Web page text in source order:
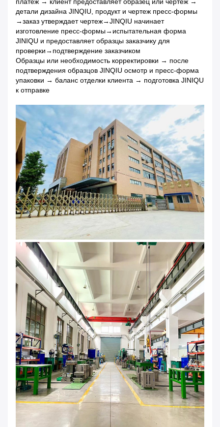
платеж → клиент предоставляет образец или чертеж →
детали дизайна JINQIU, продукт и чертеж пресс-формы
→заказ утверждает чертеж→JINQIU начинает
изготовление пресс-формы→испытательная форма
JINIQU и предоставляет образцы заказчику для
проверки→подтверждение заказчиком
Образцы или необходимость корректировки → после
подтверждения образцов JINQIU осмотр и пресс-форма
упаковки → баланс отделки клиента → подготовка JINIQU
к отправке